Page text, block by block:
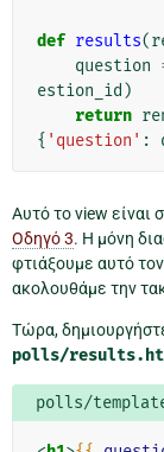
def results(
question
estion_id )
return
{ 'question' :
Αυτό το view είναι
Οδηγό 3. Η μόνη
φτιάξουμε αυτό
ακολουθάμε την
Τώρα,
polls/
polls/